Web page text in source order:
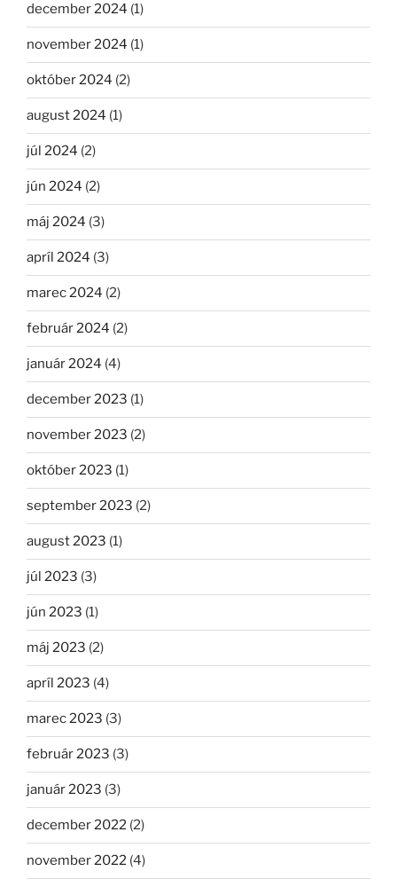
december 2024 (1)
november 2024 (1)
október 2024 (2)
august 2024 (1)
júl 2024 (2)
jún 2024 (2)
máj 2024 (3)
apríl 2024 (3)
marec 2024 (2)
február 2024 (2)
január 2024 (4)
december 2023 (1)
november 2023 (2)
október 2023 (1)
september 2023 (2)
august 2023 (1)
júl 2023 (3)
jún 2023 (1)
máj 2023 (2)
apríl 2023 (4)
marec 2023 (3)
február 2023 (3)
január 2023 (3)
december 2022 (2)
november 2022 (4)